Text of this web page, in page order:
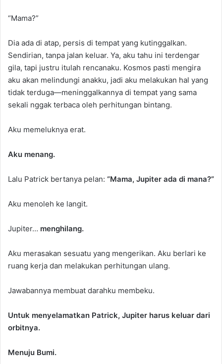
“Mama?”
Dia ada di atap, persis di tempat yang kutinggalkan.
Sendirian, tanpa jalan keluar. Ya, aku tahu ini terdengar
gila, tapi justru itulah rencanaku. Kosmos pasti mengira
aku akan melindungi anakku, jadi aku melakukan hal yang
tidak terduga—meninggalkannya di tempat yang sama
sekali nggak terbaca oleh perhitungan bintang.
Aku memeluknya erat.
Aku menang.
Lalu Patrick bertanya pelan: “Mama, Jupiter ada di mana?”
Aku menoleh ke langit.
Jupiter… menghilang.
Aku merasakan sesuatu yang mengerikan. Aku berlari ke
ruang kerja dan melakukan perhitungan ulang.
Jawabannya membuat darahku membeku.
Untuk menyelamatkan Patrick, Jupiter harus keluar dari
orbitnya.
Menuju Bumi.